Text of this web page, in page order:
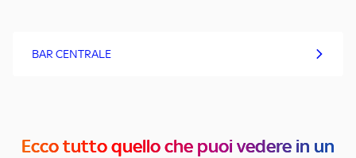
BAR CENTRALE
Ecco tutto quello che puoi vedere in un